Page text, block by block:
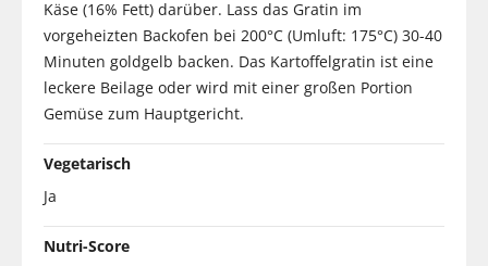
Käse (16% Fett) darüber. Lass das Gratin im
vorgeheizten Backofen bei 200°C (Umluft: 175°C) 30-40
Minuten goldgelb backen. Das Kartoffelgratin ist eine
leckere Beilage oder wird mit einer großen Portion
Gemüse zum Hauptgericht.
Vegetarisch
Ja
Nutri-Score